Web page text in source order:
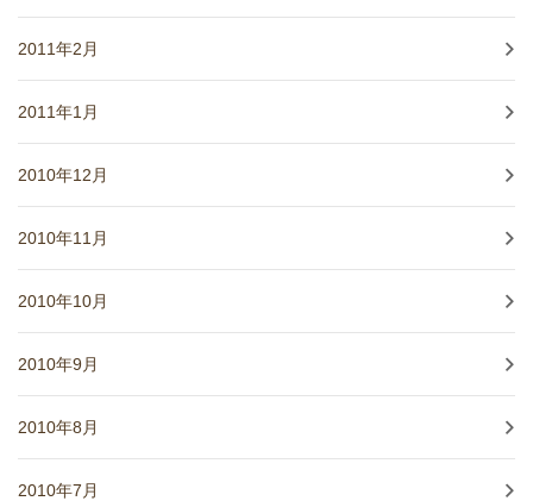
2011年2月
2011年1月
2010年12月
2010年11月
2010年10月
2010年9月
2010年8月
2010年7月